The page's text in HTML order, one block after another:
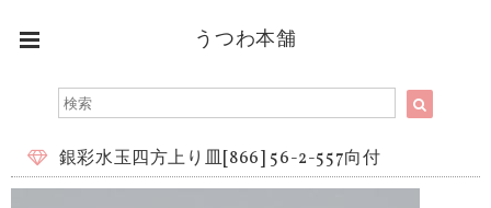
うつわ本舗
銀彩水玉四方上り皿[866] 56-2-557向付